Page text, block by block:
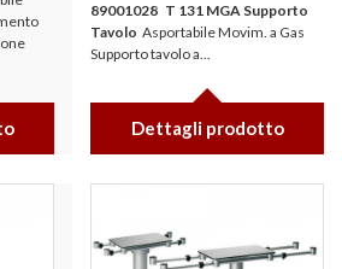
89001028 T 131 MGA Supporto
Tavolo Asportabile Movim. a Gas
Supporto tavolo a...
Dettagli prodotto